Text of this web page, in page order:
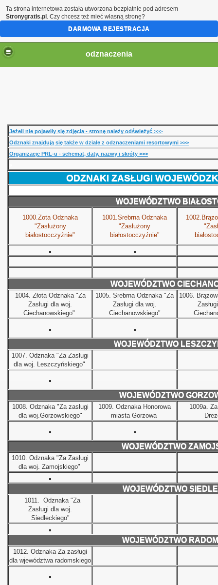
odznaczenia
Jeżeli nie pojawiły się zdjęcia - stronę należy odświeżyć >>>
Odznaki znajdują się także w dziale z odznaczeniami resortowymi >>>
Organizacje PRL-u - schemat, daty, nazwy i skróty >>>
ODZNAKI ZASŁUGI
WOJEWÓDZTWO
1000.Zota Odznaka
"Zasłużony
białostocczyźnie"
1001.Srebrna Odznaka
"Zasłużony
białostocczyźnie"
WOJEWÓDZTWO
1004. Złota Odznaka "Za
Zasługi dla woj.
Ciechanowskiego"
1005. Srebrna Odznaka "Za
Zasługi dla woj.
Ciechanowskiego"
1006.
WOJEWÓDZTWO
1007. Odznaka "Za Zasługi
dla woj. Leszczyńskiego"
WOJEWÓDZTWO
1008. Odznaka "Za zasługi
dla woj.Gorzowskiego"
1009. Odznaka Honorowa
miasta Gorzowa
1009a.
WOJEWÓDZTWO
1010. Odznaka "Za Zasługi
dla woj. Zamojskiego"
WOJEWÓDZTWO
1011. Odznaka "Za
Zasługi dla woj.
Siedleckiego"
WOJEWÓDZTWO
1012. Odznaka Za zasługi
dla wjewództwa radomskiego
Polski
Ta strona internetowa została utworzona bezpłatnie pod adresem
Stronygratis.pl . Czy chcesz też mieć własną stronę?
DARMOWA REJESTRACJA